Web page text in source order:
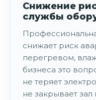
Снижение
службы
снижает риск
перегревом,
бизнеса это
не теряет
не закрывает